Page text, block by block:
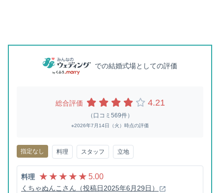
での結婚式場としての評価
総合評価 4.21
（口コミ569件）
※2026年7月14日（火）時点の評価
指定なし 料理 スタッフ 立地
料理 ★ ★ ★ ★ ★ 5.00
くちゃぬんこさん（投稿日2025年6月29日）